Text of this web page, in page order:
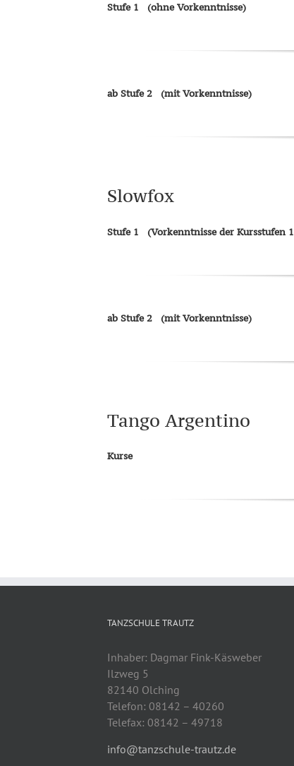
Stufe 1 (ohne Vorkenntnisse)
ab Stufe 2 (mit Vorkenntnisse)
Slowfox
Stufe 1 (Vorkenntnisse der Kursstufen
ab Stufe 2 (mit Vorkenntnisse)
Tango Argentino
Kurse
TANZSCHULE TRAUTZ
Inhaber: Dagmar Fink-Käsweber
Ilzweg 5
82140 Olching
Telefon: 08142 – 40260
Telefax: 08142 – 49718
info@tanzschule-trautz.de